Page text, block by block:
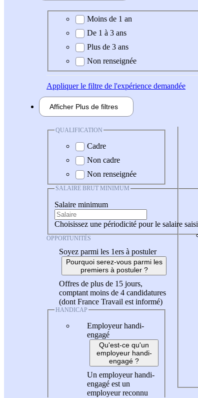
Expérience demandée
Moins de 1 an
De 1 à 3 ans
Plus de 3 ans
Non renseignée
Appliquerle filtre de l'expérience demandée
Afficher Plus de filtres
QUALIFICATION
Cadre
Non cadre
Non renseignée
SALAIRE BRUT MINIMUM
Salaire minimum
Choisissez une périodicité pour le salaire saisi
OPPORTUNITÉS
Soyez parmi les 1ers à postuler
Pourquoi serez-vous parmi les
premiers à postuler ?
Offres de plus de 15 jours,
comptant moins de 4 candidatures
(dont France Travail est informé)
HANDICAP
Employeur handi-
engagé
Qu'est-ce qu'un
employeur handi-
engagé ?
Un employeur handi-
engagé est un
employeur reconnu